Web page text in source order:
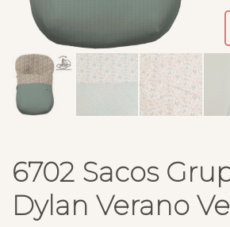
6702 Sacos
Dylan Verano